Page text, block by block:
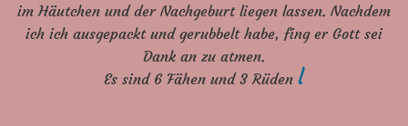
im Häutchen und der Nachgeburt liegen lassen. Nachdem
ich ich ausgepackt und gerubbelt habe, fing er Gott sei
Dank an zu atmen.
Es sind 6 Fähen und 3 Rüden l